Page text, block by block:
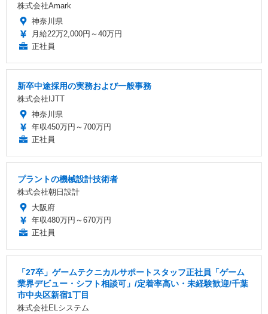
株式会社Amark
神奈川県
月給22万2,000円～40万円
正社員
新卒中途採用の実務および一般事務
株式会社IJTT
神奈川県
年収450万円～700万円
正社員
プラントの機械設計技術者
株式会社朝日設計
大阪府
年収480万円～670万円
正社員
「27卒」ゲームテクニカルサポートスタッフ正社員「ゲーム
業界デビュー・シフト相談可」/定着率高い・未経験歓迎/千葉
市中央区新宿1丁目
株式会社ELシステム